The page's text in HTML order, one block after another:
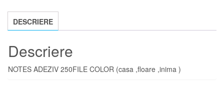
EVDESCRIERE
Descriere
NOTES ADEZIV 250FILE COLOR (casa ,floare ,inima )